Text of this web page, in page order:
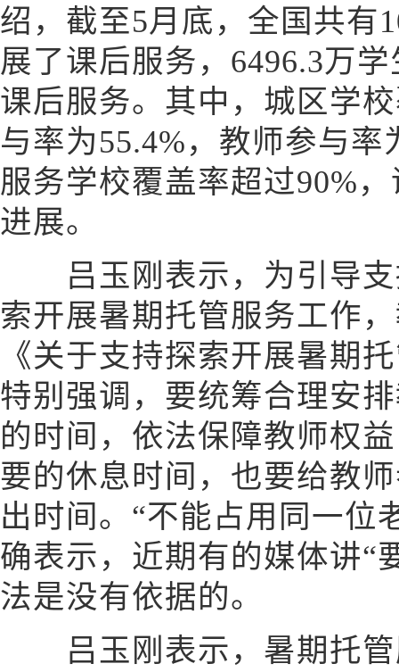
绍，截至5月底，全国共有
展了课后服务，6496.3万
课后服务。其中，城区学
与率为55.4%，教师参与
服务学校覆盖率超过90%
进展。
吕玉刚表示，为引导支
索开展暑期托管服务工作
《关于支持探索开展暑期
特别强调，要统筹合理安
的时间，依法保障教师权
要的休息时间，也要给教
出时间。“不能占用同一位
确表示，近期有的媒体讲“
法是没有依据的。
吕玉刚表示，暑期托管